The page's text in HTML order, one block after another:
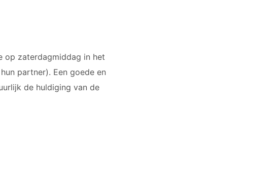
op zaterdagmiddag in het
partner). Een goede en
de huldiging van de